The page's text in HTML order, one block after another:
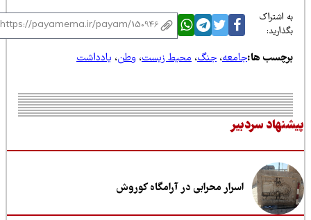
اشتراک
ها:جامعه،جنگ ،محیط زیست،وطن ،یادداشت
سردبیر
اسرار محرابی در آرامگاه کوروش